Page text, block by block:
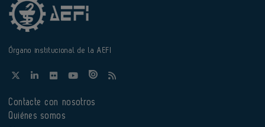
Órgano institucional de la AEFI
Contacte con nosotros
Quiénes somos